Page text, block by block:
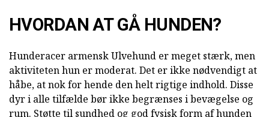
HVORDAN AT GÅ HUNDEN?
Hunderacer armensk Ulvehund er meget stærk, men
aktiviteten hun er moderat. Det er ikke nødvendigt at
håbe, at nok for hende den helt rigtige indhold. Disse
dyr i alle tilfælde bør ikke begrænses i bevægelse og
rum. Støtte til sundhed og god fysisk form af hunden